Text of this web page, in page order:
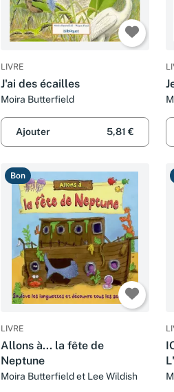
LIVRE
J'ai des écailles
Moira Butterfield
Ajouter 5,81 €
Bon
LIVRE
Allons à... la fête de
Neptune
Moira Butterfield et Lee Wildish